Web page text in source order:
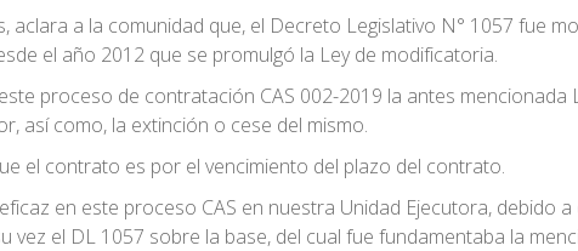
aclara a la comunidad que, el Decreto Legislativo N° 1057 fue
el año 2012 que se promulgó la Ley de modificatoria.
proceso de contratación CAS 002-2019 la antes mencionada
así como, la extinción o cese del mismo.
el contrato es por el vencimiento del plazo del contrato.
en este proceso CAS en nuestra Unidad Ejecutora, debido
el DL 1057 sobre la base, del cual fue fundamentaba la